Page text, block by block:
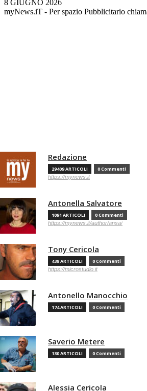
8 GIUGNO 2026
myNews.iT - Per spazio Pubblicitario
Redazione
29409 ARTICOLI 0 Commenti
https://mynews.it
Antonella Salvatore
1091 ARTICOLI 0 Commenti
https://mynews.it/author/ansa/
Tony Cericola
438 ARTICOLI 0 Commenti
https://microstudio.it
Antonello Manocchio
174 ARTICOLI 0 Commenti
Saverio Metere
130 ARTICOLI 0 Commenti
Alessia Cericola